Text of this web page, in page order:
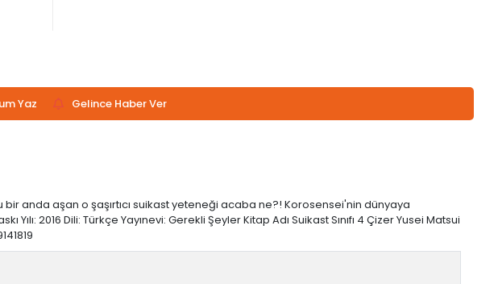
Yaz Gelince Haber Ver
bir anda aşan o şaşırtıcı suikast yeteneği acaba ne?! Korosensei'nin dünyaya
2016 Dili: Türkçe Yayınevi: Gerekli Şeyler Kitap Adı Suikast Sınıfı 4 Çizer Yusei Matsui